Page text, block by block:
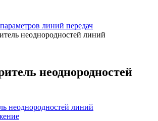
линий передач
неоднородностей линий
неоднородностей